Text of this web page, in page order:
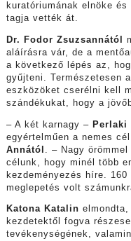
kuratóriumának elnöke és
tagja vették át.
Dr. Fodor Zsuzsannától
aláírásra vár, de a
a következő lépés az,
gyűjteni. Természetesen
eszközöket cserélni kell
szándékukat, hogy a
– A két karnagy – Perlaki
egyértelműen a nemes
Annától
. – Nagy
célunk, hogy minél több
kezdeményezés híre.
meglepetés volt
Katona Katalin
kezdetektől fogva
tevékenységének,